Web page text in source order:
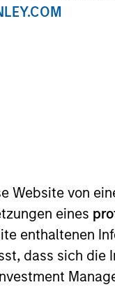
Website von
eines
enthaltenen
dass sich
within Morgan
in MSIM AIP's
the Firm, Mr.
HSBC in Retail